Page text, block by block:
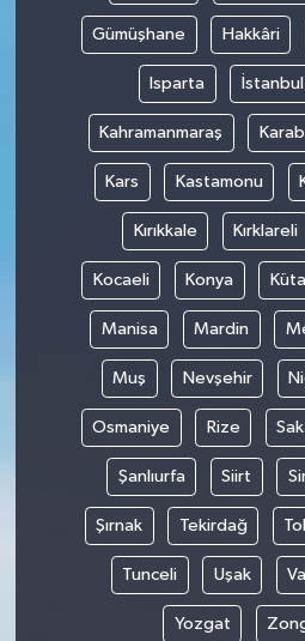
Gümüşhane Hakkâri
Isparta İstanbul
Kahramanmaraş
Kars Kastamonu
Kırıkkale Kırklareli
Kocaeli Konya
Manisa Mardin
Muş Nevşehir
Osmaniye Rize
Şanlıurfa Siirt
Şırnak Tekirdağ
Tunceli Uşak
Yozgat